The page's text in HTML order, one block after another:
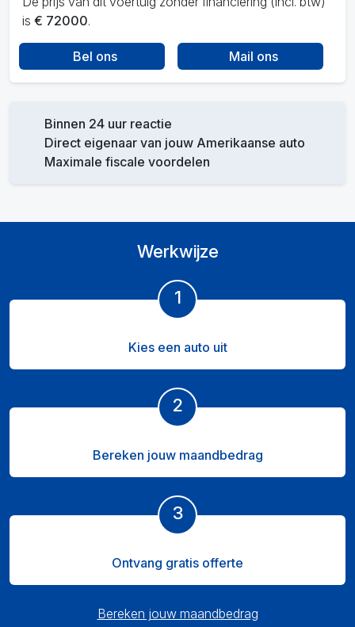
is € 72000.
Bel ons Mail ons
Binnen 24 uur reactie
Direct eigenaar van jouw Amerikaanse auto
Maximale fiscale voordelen
Werkwijze
1
Kies een auto uit
2
Bereken jouw maandbedrag
3
Ontvang gratis offerte
Bereken jouw maandbedrag